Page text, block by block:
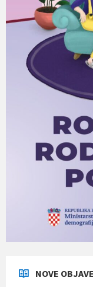
NOVE OBJAVE